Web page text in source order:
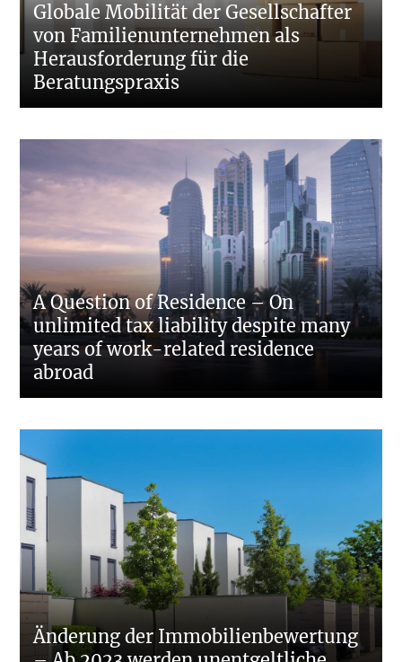
Globale Mobilität der Gesellschafter
von Familienunternehmen als
Herausforderung für die
Beratungspraxis
A Question of Residence – On
unlimited tax liability despite many
years of work-related residence
abroad
Änderung der Immobilienbewertung